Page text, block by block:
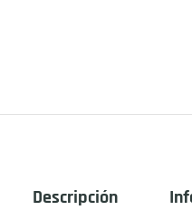
Descripción